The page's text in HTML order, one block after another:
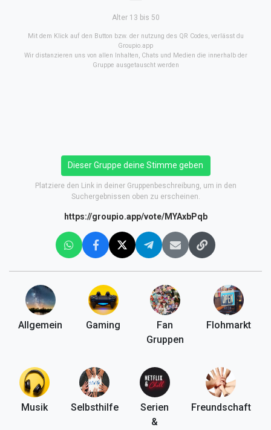
Alter 13 bis 50
Mit dem Klick auf den Button bzw. der nutzung des QR Codes, verlässt du
Groupio.app
Wir distanzieren uns von allen Inhalten, Chats und Medien die innerhalb der
Gruppe ausgetauscht werden
Dieser Gruppe deine Stimme geben
Platziere den Link in deiner Gruppenbeschreibung, um in den
Suchergebnissen oben zu erscheinen.
https://groupio.app/vote/MYAxbPqb
Allgemein Gaming
Fan
Gruppen
Flohmarkt
Musik Selbsthilfe
Serien
&
Freundschaft